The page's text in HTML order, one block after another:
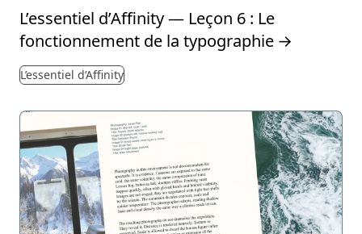
L’essentiel d’Affinity — Leçon 6 : Le
fonctionnement de la typographie →
L’essentiel d’Affinity